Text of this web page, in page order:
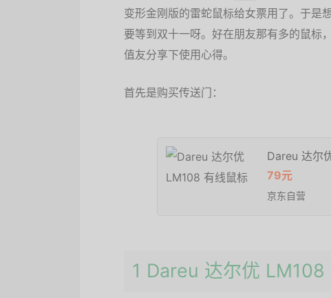
变形金刚版的雷蛇鼠标给女票用了。于是
要等到双十一呀。好在朋友那有多的鼠标
值友分享下使用心得。
首先是购买传送门：
Dareu 达尔
79元
京东自营
1 Dareu 达尔优 LM108